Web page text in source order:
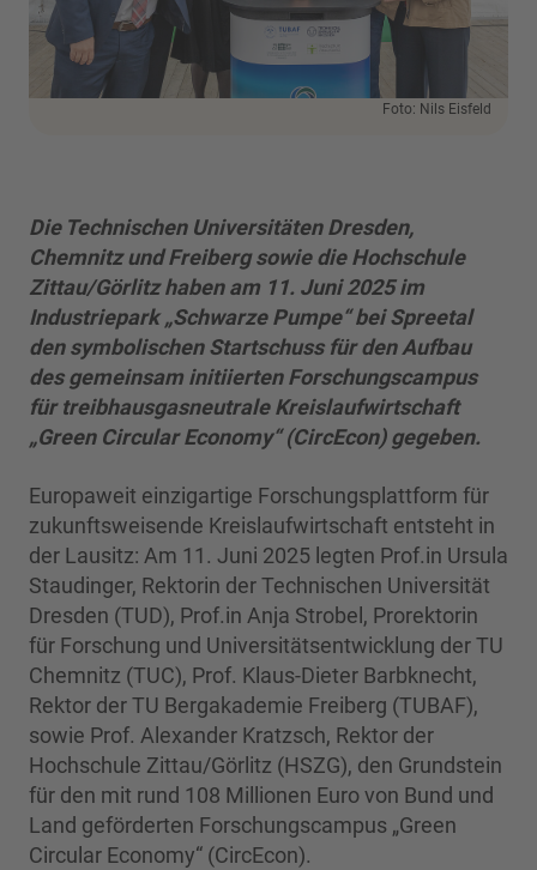
Foto: Nils Eisfeld
Die Technischen Universitäten Dresden,
Chemnitz und Freiberg sowie die Hochschule
Zittau/Görlitz haben am 11. Juni 2025 im
Industriepark „Schwarze Pumpe“ bei Spreetal
den symbolischen Startschuss für den Aufbau
des gemeinsam initiierten Forschungscampus
für treibhausgasneutrale Kreislaufwirtschaft
„Green Circular Economy“ (CircEcon) gegeben.
Europaweit einzigartige Forschungsplattform für
zukunftsweisende Kreislaufwirtschaft entsteht in
der Lausitz: Am 11. Juni 2025 legten Prof.in Ursula
Staudinger, Rektorin der Technischen Universität
Dresden (TUD), Prof.in Anja Strobel, Prorektorin
für Forschung und Universitätsentwicklung der TU
Chemnitz (TUC), Prof. Klaus-Dieter Barbknecht,
Rektor der TU Bergakademie Freiberg (TUBAF),
sowie Prof. Alexander Kratzsch, Rektor der
Hochschule Zittau/Görlitz (HSZG), den Grundstein
für den mit rund 108 Millionen Euro von Bund und
Land geförderten Forschungscampus „Green
Circular Economy“ (CircEcon).